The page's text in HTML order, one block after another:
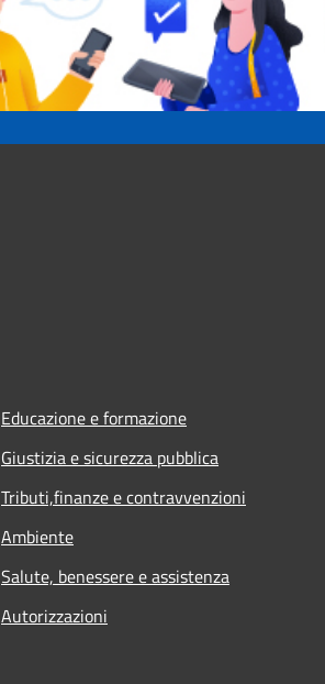
Educazione e formazione
Giustizia e sicurezza pubblica
Tributi,finanze e contravvenzioni
Ambiente
Salute, benessere e assistenza
Autorizzazioni